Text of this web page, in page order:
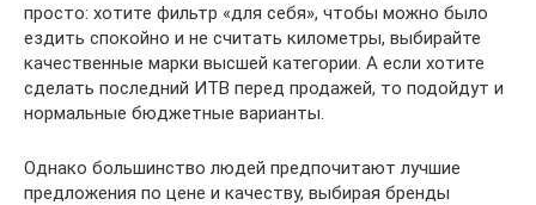
просто: хотите фильтр «для себя», чтобы можно было
ездить спокойно и не считать километры, выбирайте
качественные марки высшей категории. А если хотите
сделать последний ИТВ перед продажей, то подойдут и
нормальные бюджетные варианты.
Однако большинство людей предпочитают лучшие
предложения по цене и качеству, выбирая бренды